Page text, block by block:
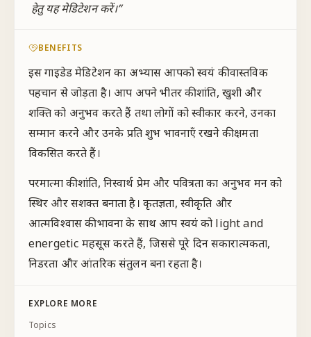
हेतु यह मेडिटेशन करें।”
BENEFITS
इस गाइडेड मेडिटेशन का अभ्यास आपको स्वयं की वास्तविक
पहचान से जोड़ता है। आप अपने भीतर की शांति, खुशी और
शक्ति को अनुभव करते हैं तथा लोगों को स्वीकार करने, उनका
सम्मान करने और उनके प्रति शुभ भावनाएँ रखने की क्षमता
विकसित करते हैं।
परमात्मा की शांति, निस्वार्थ प्रेम और पवित्रता का अनुभव मन को
स्थिर और सशक्त बनाता है। कृतज्ञता, स्वीकृति और
आत्मविश्वास की भावना के साथ आप स्वयं को light and
energetic महसूस करते हैं, जिससे पूरे दिन सकारात्मकता,
निडरता और आंतरिक संतुलन बना रहता है।
EXPLORE MORE
Topics